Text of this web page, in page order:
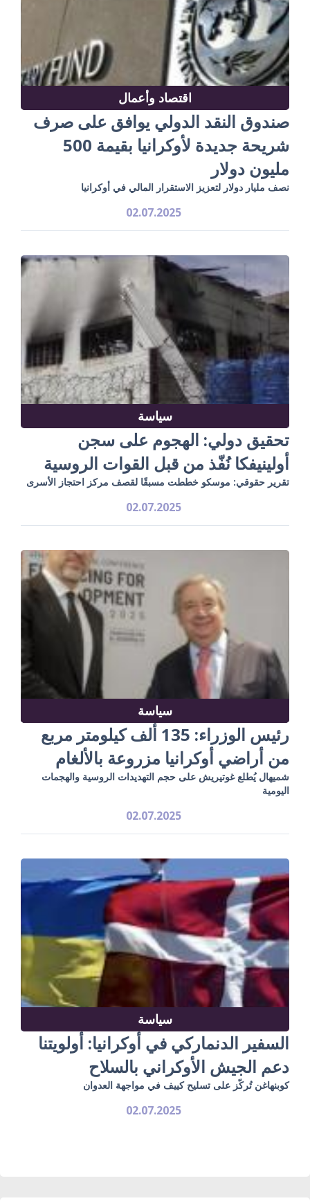
اقتصاد وأعمال
صندوق النقد الدولي يوافق على صرف
شريحة جديدة لأوكرانيا بقيمة 500
مليون دولار
نصف مليار دولار لتعزيز الاستقرار المالي في أوكرانيا
02.07.2025
سياسة
تحقيق دولي: الهجوم على سجن
أولينيفكا نُفّذ من قبل القوات الروسية
تقرير حقوقي: موسكو خططت مسبقًا لقصف مركز احتجاز الأسرى
02.07.2025
سياسة
رئيس الوزراء: 135 ألف كيلومتر مربع
من أراضي أوكرانيا مزروعة بالألغام
شميهال يُطلع غوتيريش على حجم التهديدات الروسية والهجمات
اليومية
02.07.2025
سياسة
السفير الدنماركي في أوكرانيا: أولويتنا
دعم الجيش الأوكراني بالسلاح
كوبنهاغن تُركّز على تسليح كييف في مواجهة العدوان
02.07.2025